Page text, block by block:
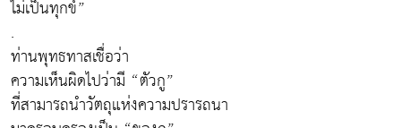
ไม่เป็นทุกข์”
.
ท่านพุทธทาสเชื่อว่า
ความเห็นผิดไปว่ามี “ตัวกู”
ที่สามารถนำวัตถุแห่งความปรารถนา